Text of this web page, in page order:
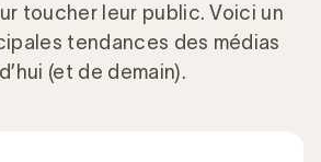
toucher leur public. Voici un
tendances des médias
(et de demain).